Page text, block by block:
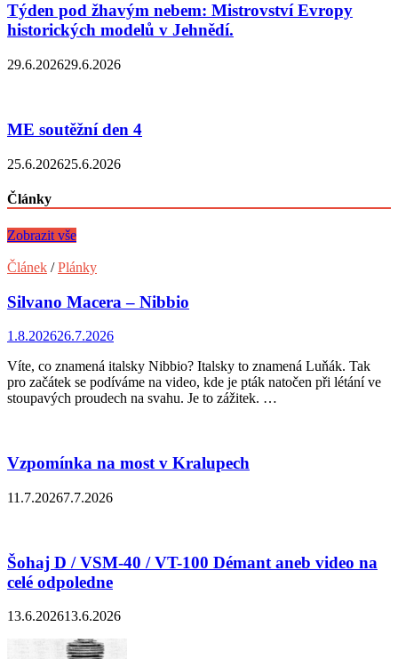
Týden pod žhavým nebem: Mistrovství Evropy
historických modelů v Jehnědí.
29.6.202629.6.2026
ME soutěžní den 4
25.6.202625.6.2026
Články
Zobrazit vše
Článek /Plánky
Silvano Macera – Nibbio
1.8.202626.7.2026
Víte, co znamená italsky Nibbio? Italsky to znamená Luňák. Tak
pro začátek se podíváme na video, kde je pták natočen při létání ve
stoupavých proudech na svahu. Je to zážitek. …
Vzpomínka na most v Kralupech
11.7.20267.7.2026
Šohaj D / VSM-40 / VT-100 Démant aneb video na
celé odpoledne
13.6.202613.6.2026